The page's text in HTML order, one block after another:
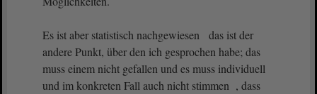
Es ist aber statistisch nachgewiesen das ist der
andere Punkt, über den ich gesprochen habe; das
muss einem nicht gefallen und es muss individuell
und im konkreten Fall auch nicht stimmen , dass